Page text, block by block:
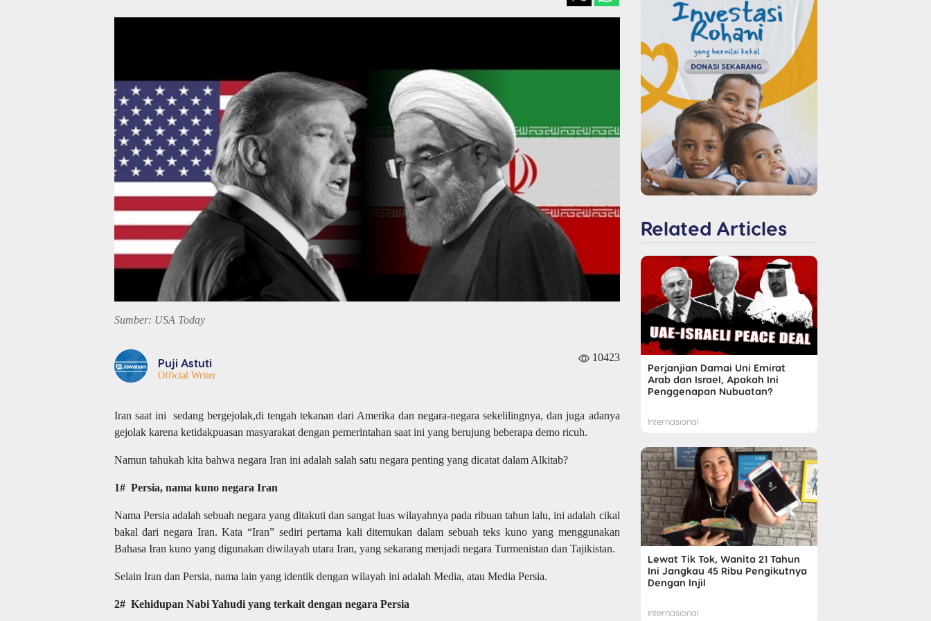
Sumber: USA Today
Puji Astuti
Official Writer
10423
Iran saat ini sedang bergejolak,di tengah tekanan dari Amerika dan negara-negara sekelilingnya, dan juga adanya
gejolak karena ketidakpuasan masyarakat dengan pemerintahan saat ini yang berujung beberapa demo ricuh.
Namun tahukah kita bahwa negara Iran ini adalah salah satu negara penting yang dicatat dalam Alkitab?
1# Persia, nama kuno negara Iran
Nama Persia adalah sebuah negara yang ditakuti dan sangat luas wilayahnya pada ribuan tahun lalu, ini adalah cikal
bakal dari negara Iran. Kata “Iran” sediri pertama kali ditemukan dalam sebuah teks kuno yang menggunakan
Bahasa Iran kuno yang digunakan diwilayah utara Iran, yang sekarang menjadi negara Turmenistan dan Tajikistan.
Selain Iran dan Persia, nama lain yang identik dengan wilayah ini adalah Media, atau Media Persia.
2# Kehidupan Nabi Yahudi yang terkait dengan negara Persia
Related Articles
Perjanjian Damai Uni Emirat
Arab dan Israel, Apakah Ini
Penggenapan Nubuatan?
Internasional
Lewat Tik Tok, Wanita 21 Tahun
Ini Jangkau 45 Ribu Pengikutnya
Dengan Injil
Internasional